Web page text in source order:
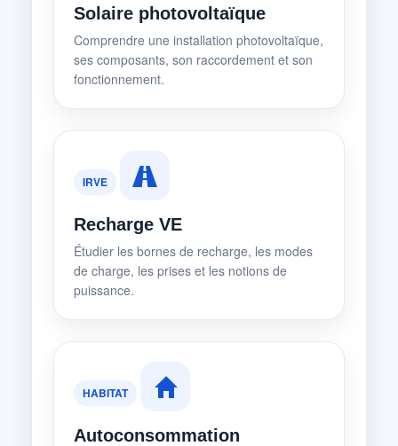
Solaire photovoltaïque
Comprendre une installation photovoltaïque,
ses composants, son raccordement et son
fonctionnement.
IRVE
Recharge VE
Étudier les bornes de recharge, les modes
de charge, les prises et les notions de
puissance.
HABITAT
Autoconsommation